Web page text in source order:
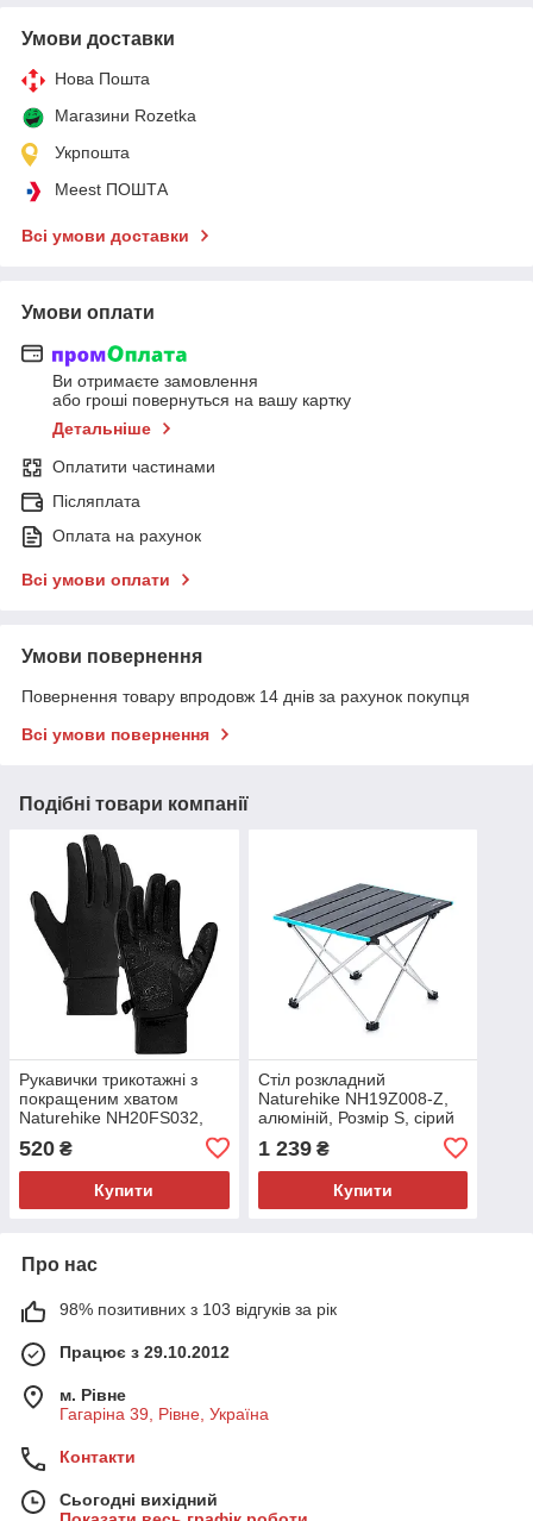
Умови доставки
Нова Пошта
Магазини Rozetka
Укрпошта
Meest ПОШТА
Всі умови доставки
Умови оплати
Ви отримаєте замовлення
або гроші повернуться на вашу картку
Детальніше
Оплатити частинами
Післяплата
Оплата на рахунок
Всі умови оплати
Умови повернення
Повернення товару впродовж 14 днів за рахунок покупця
Всі умови повернення
Подібні товари компанії
Рукавички трикотажні з
покращеним хватом
Naturehike NH20FS032,
520 ₴
Купити
Стіл розкладний
Naturehike NH19Z008-Z,
алюміній, Розмір S, сірий
1 239₴
Купити
Про нас
98% позитивних з 103 відгуків за рік
Працює з 29.10.2012
м. Рівне
Гагаріна 39, Рівне, Україна
Контакти
Сьогодні вихідний